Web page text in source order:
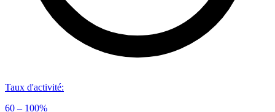
Taux d'activité:
60 – 100%